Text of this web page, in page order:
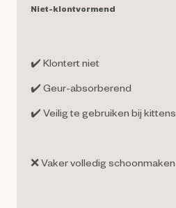
Niet-klontvormend
✔️ Klontert niet
✔️ Geur-absorberend
✔️ Veilig te gebruiken bij kittens
❌ Vaker volledig schoonmaken